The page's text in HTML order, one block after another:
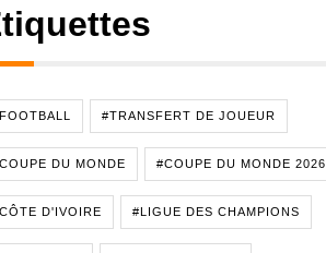
#TRANSFERT DE JOUEUR
DU MONDE #COUPE DU MONDE 2026
D'IVOIRE #LIGUE DES CHAMPIONS